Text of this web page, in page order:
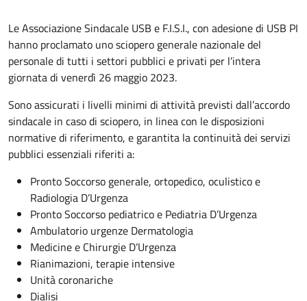
Le Associazione Sindacale USB e F.I.S.I., con adesione di USB PI
hanno proclamato uno sciopero generale nazionale del
personale di tutti i settori pubblici e privati per l’intera
giornata di venerdì 26 maggio 2023.
Sono assicurati i livelli minimi di attività previsti dall’accordo
sindacale in caso di sciopero, in linea con le disposizioni
normative di riferimento, e garantita la continuità dei servizi
pubblici essenziali riferiti a:
Pronto Soccorso generale, ortopedico, oculistico e
Radiologia D’Urgenza
Pronto Soccorso pediatrico e Pediatria D’Urgenza
Ambulatorio urgenze Dermatologia
Medicine e Chirurgie D’Urgenza
Rianimazioni, terapie intensive
Unità coronariche
Dialisi